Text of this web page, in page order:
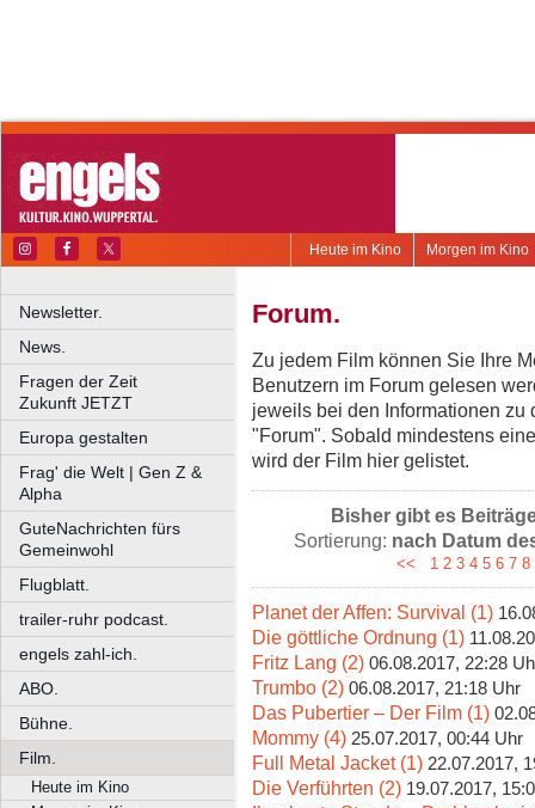
Morgen im Kino
Heute im Kino
Newsletter.
News.
Fragen der Zeit
Zukunft JETZT
Europa gestalten
Frag' die Welt | Gen Z &
Alpha
GuteNachrichten fürs
Gemeinwohl
Flugblatt.
trailer-ruhr podcast.
engels zahl-ich.
ABO.
Bühne.
Film.
Heute im Kino
Forum.
Zu jedem Film können Sie Ihre
Benutzern im Forum gelesen
jeweils bei den Informationen zu
"Forum". Sobald mindestens
wird der Film hier gelistet.
Bisher gibt es
Sortierung: nach Datum
<< 1 2 3 4 5 6 7 8
Planet der Affen: Survival (1)
Die göttliche Ordnung (1)
Fritz Lang (2) 06.08.2017, 22:28
Trumbo (2) 06.08.2017, 21:18 Uhr
Das Pubertier – Der Film (1)
Mommy (4) 25.07.2017, 00:44 Uhr
Full Metal Jacket (1) 22.07.2017,
Die Verführten (2) 19.07.2017,